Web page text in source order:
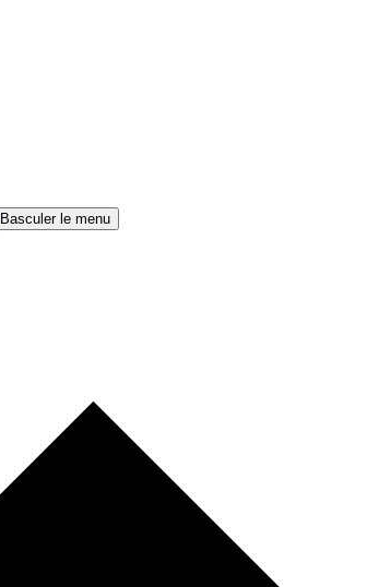
Basculer le menu